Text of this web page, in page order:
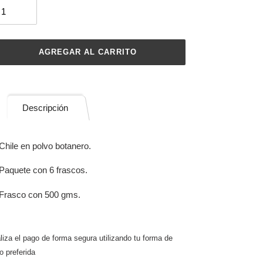
AGREGAR AL CARRITO
Descripción
en polvo botanero.
con 6 frascos.
con 500 gms.
el pago de forma segura utilizando tu forma de
preferida